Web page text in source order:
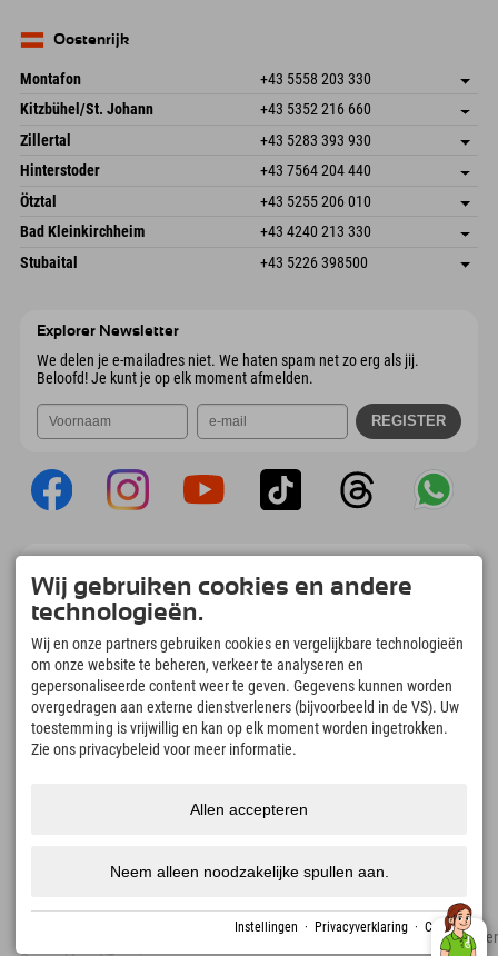
Duitsland
Oostenrijk
Montafon +43 5558 203 330
Dorfstr. 127b
6793 Gaschurn/Montafon
Oostenrijk
Adres opslaan
Booking
Kitzbühel/St. Johann +43 5352 216 660
Speckbacherstraße 87
6380 St. Johann in Tirol
Oostenrijk
Adres opslaan
Aankomstinformatie
Booking
Zillertal +43 5283 393 930
Schmiedau 2
Oostenrijk
Adres opslaan
Booking
Hinterstoder +43 7564 204 440
Freizeitpark 10
4573 Hinterstoder
Oostenrijk
Adres opslaan
Aankomstinformatie
Booking
Ötztal +43 5255 206 010
Gscheat 14
Oostenrijk
Adres opslaan
Booking
Bad Kleinkirchheim +43 4240 213 330
Dorfstraße 24
9546 Bad Kleinkirchheim
Adres opslaan
Aankomstinformatie
Stubaital +43 5226 398500
Explorer Newsletter
We delen je e-mailadres niet. We haten spam net zo erg als jij.
Beloofd! Je kunt je op elk moment afmelden.
Upload je #ExplorerMoments, Mijn Explorer
To Go met een boekingsoverzicht, bucketlist,
restaurantoverzicht en nog veel meer.
Download nu!
Tijd voor ontdekkingsmomenten
166
Bergmeren en
4.634km
97
Toegankelijkheid pers
Wij gebruiken cookies en andere
technologieën.
Wij en onze partners gebruiken cookies en vergelijkbare technologieën
om onze website te beheren, verkeer te analyseren en
gepersonaliseerde content weer te geven. Gegevens kunnen worden
overgedragen aan externe dienstverleners (bijvoorbeeld in de VS). Uw
toestemming is vrijwillig en kan op elk moment worden ingetrokken.
Zie ons privacybeleid voor meer informatie.
Allen accepteren
Neem alleen noodzakelijke spullen aan.
Instellingen · Privacyverklaring · Colofon